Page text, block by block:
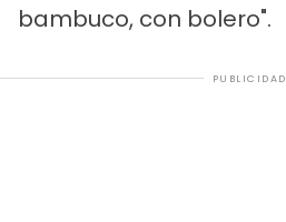
bambuco, con bolero".
PUBLICIDAD